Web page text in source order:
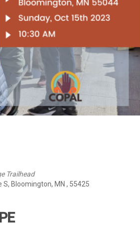
Trailhead
S, Bloomington, MN , 55425